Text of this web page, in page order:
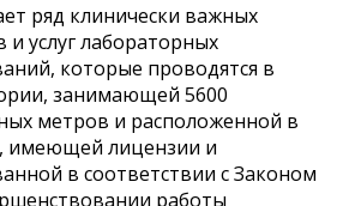
ряд клинически важных
и услуг лабораторных
которые проводятся в
занимающей 5600
метров и расположенной в
имеющей лицензии и
в соответствии с Законом
работы